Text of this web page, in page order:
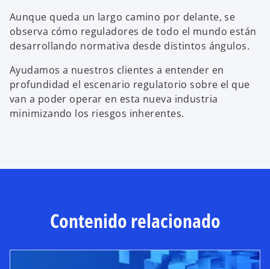
Aunque queda un largo camino por delante, se
observa cómo reguladores de todo el mundo están
desarrollando normativa desde distintos ángulos.
Ayudamos a nuestros clientes a entender en
profundidad el escenario regulatorio sobre el que
van a poder operar en esta nueva industria
minimizando los riesgos inherentes.
Contenido relacionado